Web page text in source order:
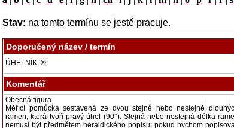
Stav: na tomto termínu se jestě pracuje.
Doporučený název / termín
Komentář